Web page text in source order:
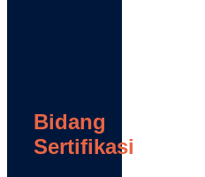
Bidang
Sertifikasi